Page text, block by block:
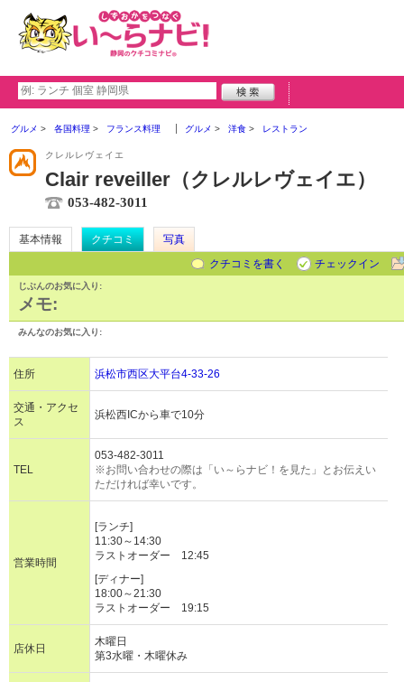
グルメ 各国料理 フランス料理 グルメ 洋食 レストラン
クレルレヴェイエ
Clair reveiller（クレルレヴェイエ）
053-482-3011
基本情報 クチコミ
写真
クチコミを書く
チェックイン
じぶんのお気に入り:
メモ:
みんなのお気に入り:
住所 浜松市西区大平台4-33-26
交通・アクセ
ス
浜松西ICから車で10分
TEL
053-482-3011
※お問い合わせの際は「い～らナビ！を見た」とお伝えい
ただければ幸いです。
営業時間
[ランチ]
11:30～14:30
ラストオーダー 12:45
[ディナー]
18:00～21:30
ラストオーダー 19:15
店休日
木曜日
第3水曜・木曜休み